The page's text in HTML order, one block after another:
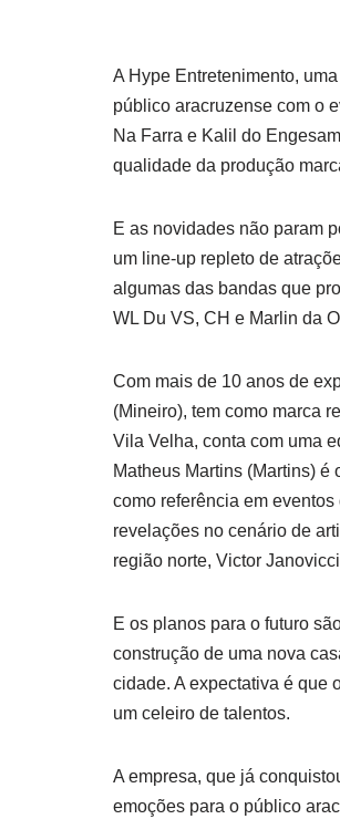
A Hype Entretenimento,
público aracruzense com o
Na Farra e Kalil do
qualidade da produção
E as novidades não param
um line-up repleto de
algumas das bandas que
WL Du VS, CH e Marlin da
Com mais de 10 anos de
(Mineiro), tem como marca
Vila Velha, conta com uma
Matheus Martins (Martins)
como referência em
revelações no cenário de
região norte, Victor
E os planos para o futuro
construção de uma nova
cidade. A expectativa é que
um celeiro de talentos.
A empresa, que já
emoções para o público